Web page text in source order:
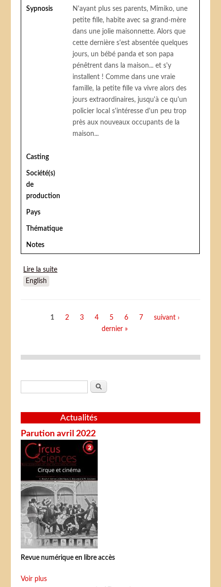
Sypnosis
N'ayant plus ses parents, Mimiko, une
petite fille, habite avec sa grand-mère
dans une jolie maisonnette. Alors que
cette dernière s'est absentée quelques
jours, un bébé panda et son papa
pénêtrent dans la maison... et s'y
installent ! Comme dans une vraie
famille, la petite fille va vivre alors des
jours extraordinaires, jusqu'à ce qu'un
policier local s'intéresse d'un peu trop
près aux nouveaux occupants de la
maison...
Casting
Société(s)
de
production
Pays
Thématique
Notes
Lire la suite
English
1 2 3 4 5 6 7
suivant ›
dernier »
Formulaire de recherche
Rechercher
Actualités
Parution avril 2022
Revue numérique en libre accès
Voir plus